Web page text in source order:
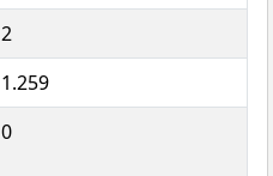
2
1.259
0